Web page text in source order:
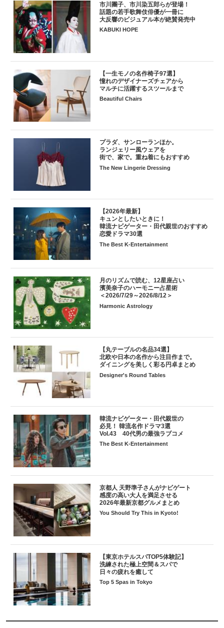
市川團子、市川染五郎らが登場！
話題の若手歌舞伎俳優が一冊に
大反響のビジュアル本が絶賛発売中
KABUKI HOPE
【一生モノの名作椅子97選】
憧れのデザイナーズチェアから
マルチに活躍するスツールまで
Beautiful Chairs
プラダ、サンローランほか。
ランジェリー風ウェアを
街で、家で。重ね着にもおすすめ
The New Lingerie Dressing
【2026年最新】
キュンとしたいときに！
韓流ナビゲーター・田代親世のおすすめ
恋愛ドラマ30選
The Best K-Entertainment
月のリズムで読む、12星座占い
濱美奈子のハーモニー占星術
＜2026/7/29～2026/8/12＞
Harmonic Astrology
【丸テーブルの名品34選】
北欧や日本の名作から注目作まで。
ダイニングを美しく彩る円卓まとめ
Designer's Round Tables
韓流ナビゲーター・田代親世の
必見！ 韓流名作ドラマ3選
Vol.43 40代男の最強ラブコメ
The Best K-Entertainment
京都人 天野準子さんがナビゲート
感度の高い大人を満足させる
2026年最新京都グルメまとめ
You Should Try This in Kyoto!
【東京ホテルスパTOP5体験記】
洗練された極上空間＆スパで
日々の疲れを癒して
Top 5 Spas in Tokyo